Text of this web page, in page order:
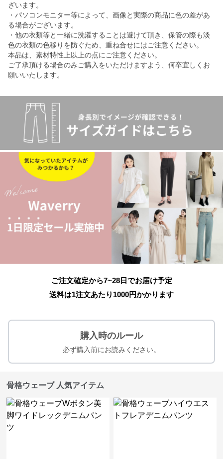
ざいます。
・パソコンモニター等によって、画像と実際の商品に色の差があ
る場合がございます。
・他の衣類等と一緒に洗濯することは避けて頂き、保管の際も淡
色の衣類の色移りを防ぐため、重ね合せにはご注意ください。
本品は、素材特性上以上の点にご注意ください。
ご了承頂ける場合のみご購入をいただけますよう、何卒宜しくお
願いいたします。
ご注文確定から7~28日でお届け予定
送料は1注文あたり 1000円かかります
購入時のルール
必ず購入前にお読みください。
骨格ウェーブ 人気アイテム